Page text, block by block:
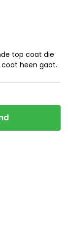
top coat die
heen gaat.